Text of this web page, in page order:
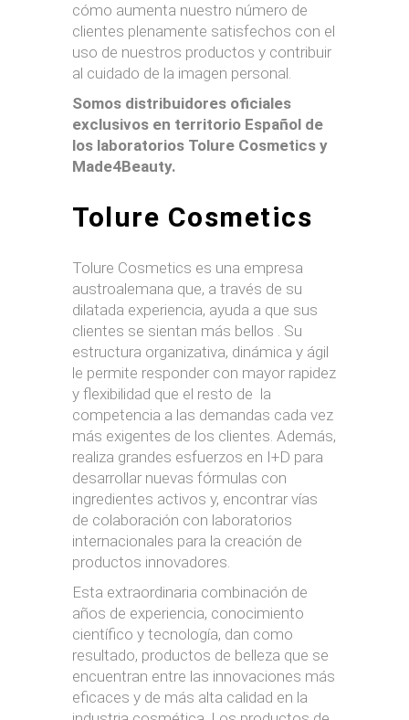
cómo aumenta nuestro número de
clientes plenamente satisfechos con el
uso de nuestros productos y contribuir
al cuidado de la imagen personal.
Somos distribuidores oficiales
exclusivos en territorio Español de
los laboratorios Tolure Cosmetics y
Made4Beauty.
Tolure Cosmetics
Tolure Cosmetics es una empresa
austroalemana que, a través de su
dilatada experiencia, ayuda a que sus
clientes se sientan más bellos . Su
estructura organizativa, dinámica y ágil
le permite responder con mayor rapidez
y flexibilidad que el resto de la
competencia a las demandas cada vez
más exigentes de los clientes. Además,
realiza grandes esfuerzos en I+D para
desarrollar nuevas fórmulas con
ingredientes activos y, encontrar vías
de colaboración con laboratorios
internacionales para la creación de
productos innovadores.
Esta extraordinaria combinación de
años de experiencia, conocimiento
científico y tecnología, dan como
resultado, productos de belleza que se
encuentran entre las innovaciones más
eficaces y de más alta calidad en la